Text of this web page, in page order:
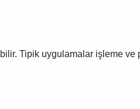
Tipik uygulamalar işleme ve